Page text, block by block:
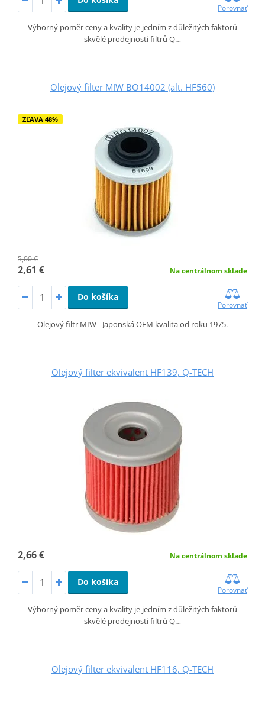
Porovnať
Výborný poměr ceny a kvality je jedním z důležitých faktorů
skvělé prodejnosti filtrů Q…
Olejový filter MIW BO14002 (alt. HF560)
ZĽAVA 48%
5,00 €
2,61 € Na centrálnom sklade
Do košíka
Porovnať
Olejový filtr MIW - Japonská OEM kvalita od roku 1975.
Olejový filter ekvivalent HF139, Q-TECH
2,66 € Na centrálnom sklade
Do košíka
Porovnať
Výborný poměr ceny a kvality je jedním z důležitých faktorů
skvělé prodejnosti filtrů Q…
Olejový filter ekvivalent HF116, Q-TECH